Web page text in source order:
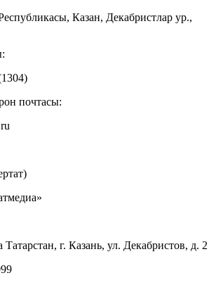
Казан, Декабристлар ур.,
почтасы:
г. Казань, ул. Декабристов, д. 2